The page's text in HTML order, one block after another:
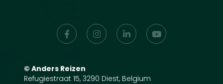
© Anders Reizen
Refugiestraat 15, 3290 Diest, Belgium